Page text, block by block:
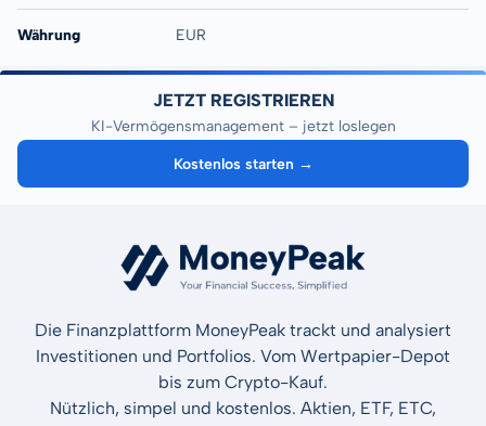
Währung EUR
JETZT REGISTRIEREN
KI-Vermögensmanagement – jetzt loslegen
Kostenlos starten →
Die Finanzplattform MoneyPeak trackt und analysiert
Investitionen und Portfolios. Vom Wertpapier-Depot
bis zum Crypto-Kauf.
Nützlich, simpel und kostenlos. Aktien, ETF, ETC,